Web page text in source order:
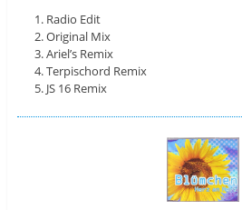
Radio Edit
Original Mix
Ariel’s Remix
Terpischord Remix
JS 16 Remix